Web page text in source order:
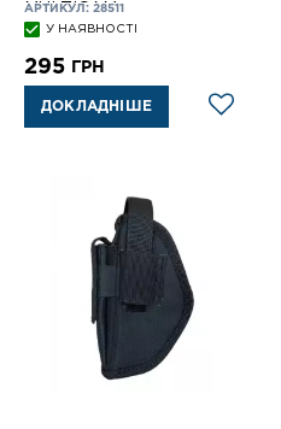
MULTICAM
АРТИКУЛ: 28511
У НАЯВНОСТІ
295 ГРН
ДОКЛАДНІШЕ